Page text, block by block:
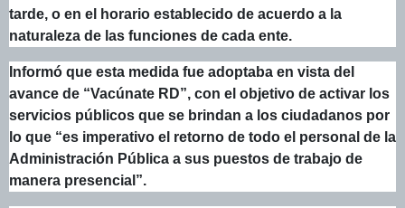
tarde, o en el horario establecido de acuerdo a la
naturaleza de las funciones de cada ente.
Informó que esta medida fue adoptaba en vista del
avance de “Vacúnate RD”, con el objetivo de activar los
servicios públicos que se brindan a los ciudadanos por
lo que “es imperativo el retorno de todo el personal de la
Administración Pública a sus puestos de trabajo de
manera presencial”.